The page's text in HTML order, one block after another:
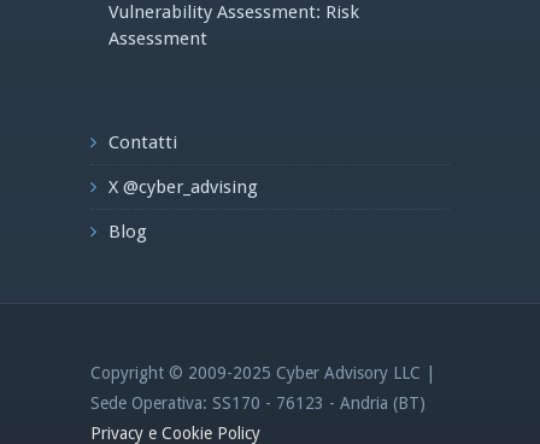
Vulnerability Assessment: Risk
Assessment
Contatti
X @cyber_advising
Blog
Copyright © 2009-2025 Cyber Advisory LLC |
Sede Operativa: SS170 - 76123 - Andria (BT)
Privacy e Cookie Policy